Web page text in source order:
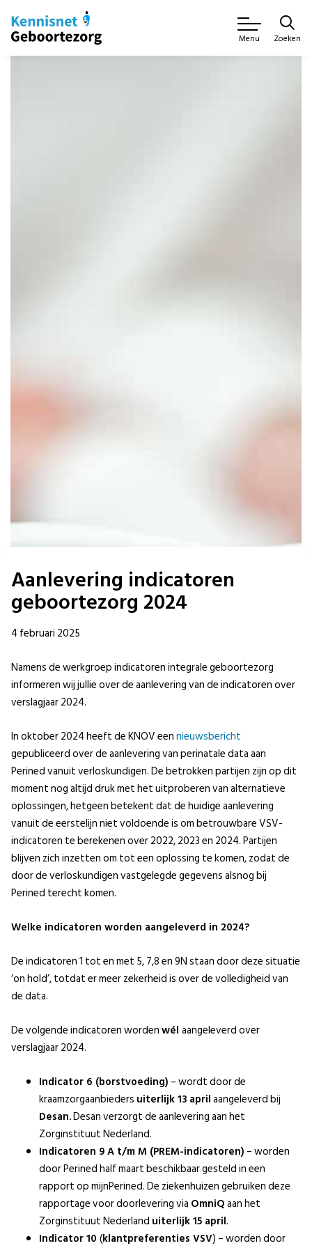
Menu Zoeken
Aanlevering indicatoren
geboortezorg 2024
4 februari 2025
Namens de werkgroep indicatoren integrale geboortezorg
informeren wij jullie over de aanlevering van de indicatoren over
verslagjaar 2024.
In oktober 2024 heeft de KNOV eennieuwsbericht
gepubliceerd over de aanlevering van perinatale data aan
Perined vanuit verloskundigen. De betrokken partijen zijn op dit
moment nog altijd druk met het uitproberen van alternatieve
oplossingen, hetgeen betekent dat de huidige aanlevering
vanuit de eerstelijn niet voldoende is om betrouwbare VSV-
indicatoren te berekenen over 2022, 2023 en 2024. Partijen
blijven zich inzetten om tot een oplossing te komen, zodat de
door de verloskundigen vastgelegde gegevens alsnog bij
Perined terecht komen.
Welke indicatoren worden aangeleverd in 2024?
De indicatoren 1 tot en met 5, 7,8 en 9N staan door deze situatie
‘on hold’, totdat er meer zekerheid is over de volledigheid van
de data.
De volgende indicatoren wordenwél aangeleverd over
verslagjaar 2024.
Indicator 6 (borstvoeding) – wordt door de
kraamzorgaanbieders uiterlijk 13 aprilaangeleverd bij
Desan.Desan verzorgt de aanlevering aan het
Zorginstituut Nederland.
Indicatoren 9 A t/m M (PREM-indicatoren) – worden
door Perined half maart beschikbaar gesteld in een
rapport op mijnPerined. De ziekenhuizen gebruiken deze
rapportage voor doorlevering via OmniQaan het
Zorginstituut Nederland uiterlijk 15 april.
Indicator 10 (klantpreferenties VSV) – worden door